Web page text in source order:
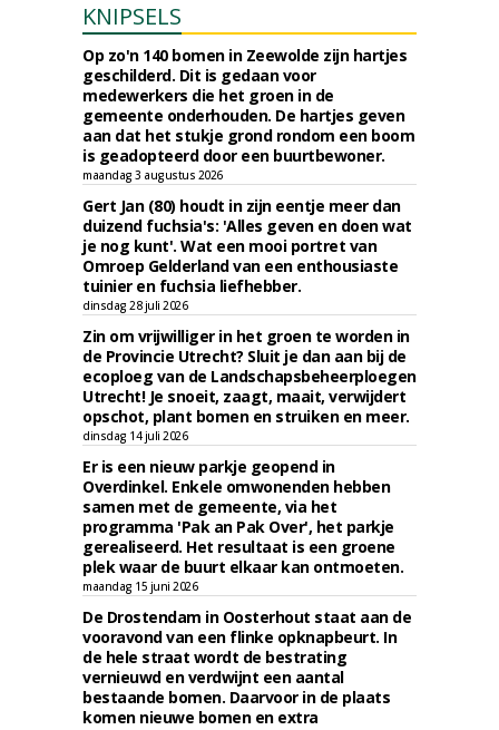
KNIPSELS
Op zo'n 140 bomen in Zeewolde zijn hartjes
geschilderd. Dit is gedaan voor
medewerkers die het groen in de
gemeente onderhouden. De hartjes geven
aan dat het stukje grond rondom een boom
is geadopteerd door een buurtbewoner.
maandag 3 augustus 2026
Gert Jan (80) houdt in zijn eentje meer dan
duizend fuchsia's: 'Alles geven en doen wat
je nog kunt'. Wat een mooi portret van
Omroep Gelderland van een enthousiaste
tuinier en fuchsia liefhebber.
dinsdag 28 juli 2026
Zin om vrijwilliger in het groen te worden in
de Provincie Utrecht? Sluit je dan aan bij de
ecoploeg van de Landschapsbeheerploegen
Utrecht! Je snoeit, zaagt, maait, verwijdert
opschot, plant bomen en struiken en meer.
dinsdag 14 juli 2026
Er is een nieuw parkje geopend in
Overdinkel. Enkele omwonenden hebben
samen met de gemeente, via het
programma 'Pak an Pak Over', het parkje
gerealiseerd. Het resultaat is een groene
plek waar de buurt elkaar kan ontmoeten.
maandag 15 juni 2026
De Drostendam in Oosterhout staat aan de
vooravond van een flinke opknapbeurt. In
de hele straat wordt de bestrating
vernieuwd en verdwijnt een aantal
bestaande bomen. Daarvoor in de plaats
komen nieuwe bomen en extra